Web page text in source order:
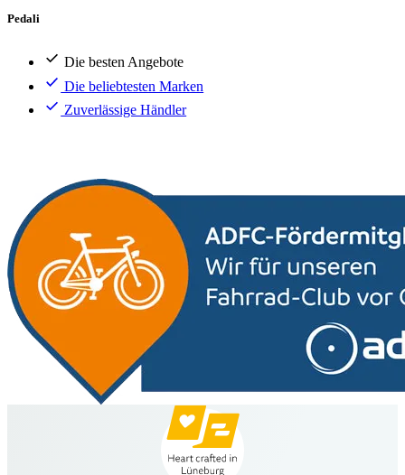
Pedali
Die besten Angebote
Die beliebtesten Marken
Zuverlässige Händler